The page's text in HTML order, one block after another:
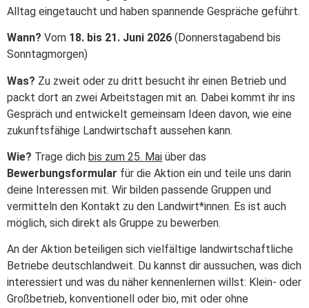
Alltag eingetaucht und haben spannende Gespräche geführt.
Wann? Vom 18. bis 21. Juni 2026 (Donnerstagabend bis
Sonntagmorgen)
Was? Zu zweit oder zu dritt besucht ihr einen Betrieb und
packt dort an zwei Arbeitstagen mit an. Dabei kommt ihr ins
Gespräch und entwickelt gemeinsam Ideen davon, wie eine
zukunftsfähige Landwirtschaft aussehen kann.
Wie? Trage dich bis zum 25. Mai über das
Bewerbungsformular für die Aktion ein und teile uns darin
deine Interessen mit. Wir bilden passende Gruppen und
vermitteln den Kontakt zu den Landwirt*innen. Es ist auch
möglich, sich direkt als Gruppe zu bewerben.
An der Aktion beteiligen sich vielfältige landwirtschaftliche
Betriebe deutschlandweit. Du kannst dir aussuchen, was dich
interessiert und was du näher kennenlernen willst: Klein- oder
Großbetrieb, konventionell oder bio, mit oder ohne